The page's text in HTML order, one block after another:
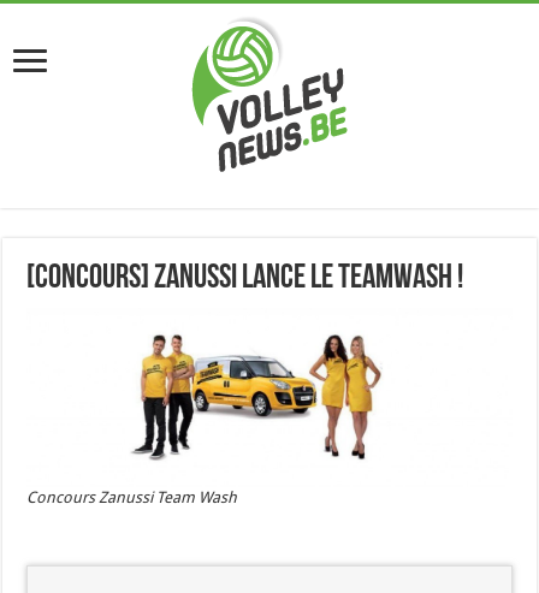
[Concours] ZANUSSI LANCE LE TEAMWASH !
Concours Zanussi Team Wash